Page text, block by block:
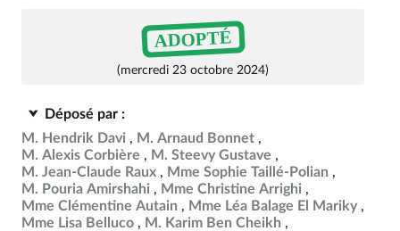
ADOPTÉ
(mercredi 23 octobre 2024)
Déposé par :
M. Hendrik Davi
M. Arnaud Bonnet
M. Alexis Corbière
M. Steevy Gustave
M. Jean-Claude Raux
Mme Sophie Taillé-Polian
M. Pouria Amirshahi
Mme Christine Arrighi
Mme Clémentine Autain
Mme Léa Balage El Mariky
Mme Lisa Belluco
M. Karim Ben Cheikh